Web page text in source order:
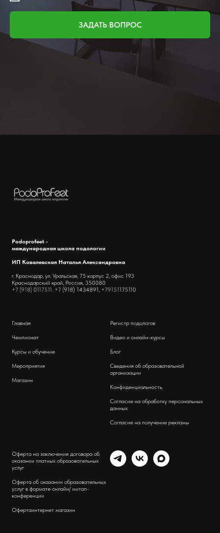
ЗАДАТЬ ВОПРОС
Podoprofeet -
международная школа подологии
ИП Ковалевская Наталья Александровна
г. Краснодар, ул. Уральская, 75 корпус 2, офис 193
Краснодарский край, Россия, 350080
+7 (918) 0117511, +7 (918) 1434891, +79151175110
Главная
Чемпионат
Курсы и обучение
Мероприятия
Магазин
Регистр подологов
Видео и онлайн-курсы
Блог
Сведения об образовательной
организации
Конфиденциальность
Согласие на обработку персональных
данных
Согласие на получение рекламы
Оферта на заключение договора об
оказании платных образовательных
услуг
Оферта об оказании образовательных
услуг в формате онлайн/ митап-
конференции
Офертаинтернет магазин